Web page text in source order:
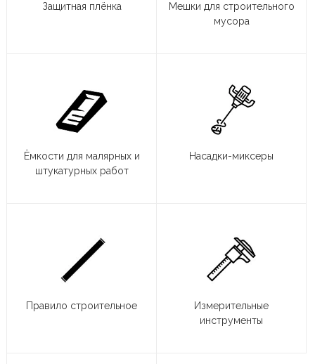
Защитная плёнка
Мешки для строительного
мусора
Ёмкости для малярных и
штукатурных работ
Насадки-миксеры
Правило строительное
Измерительные
инструменты